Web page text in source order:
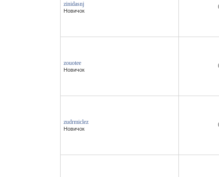
zinidasnj
Новичок
zouotee
Новичок
zudrmiclez
Новичок